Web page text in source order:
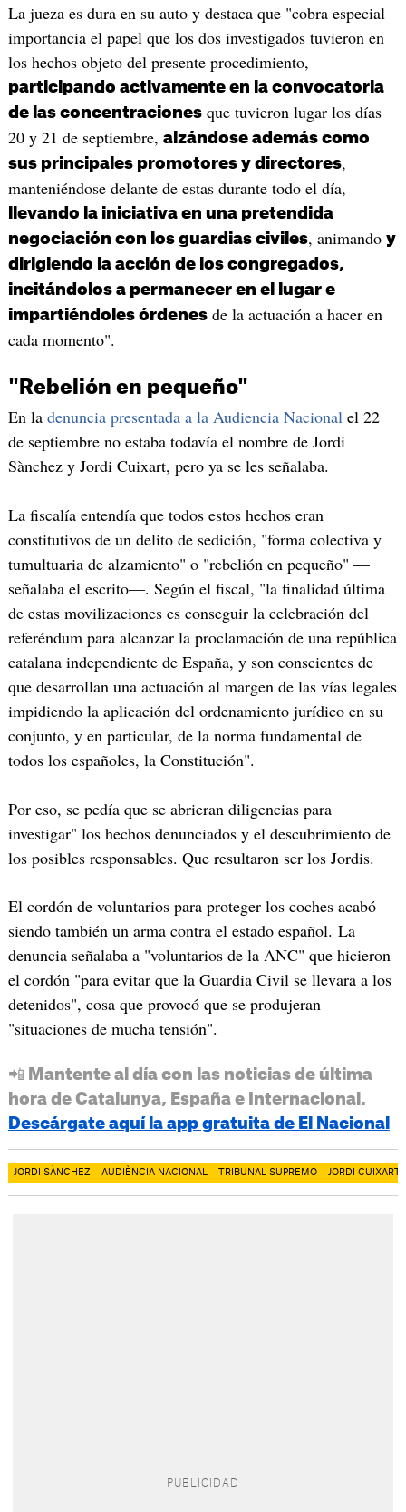
La jueza es dura en su auto y destaca que "cobra especial
importancia el papel que los dos investigados tuvieron en
los hechos objeto del presente procedimiento,
participando activamente en la convocatoria
de las concentracionesque tuvieron lugar los días
20 y 21 de septiembre, alzándose además como
sus principales promotores y directores,
manteniéndose delante de estas durante todo el día,
llevando la iniciativa en una pretendida
negociación con los guardias civiles, animando y
dirigiendo la acción de los congregados,
incitándolos a permanecer en el lugar e
impartiéndoles órdenesde la actuación a hacer en
cada momento".
"Rebelión en pequeño"
En la denuncia presentada a la Audiencia Nacionalel 22
de septiembre no estaba todavía el nombre de Jordi
Sànchez y Jordi Cuixart, pero ya se les señalaba.
La fiscalía entendía que todos estos hechos eran
constitutivos de un delito de sedición, "forma colectiva y
tumultuaria de alzamiento" o "rebelión en pequeño" —
señalaba el escrito—. Según el fiscal, "la finalidad última
de estas movilizaciones es conseguir la celebración del
referéndum para alcanzar la proclamación de una república
catalana independiente de España, y son conscientes de
que desarrollan una actuación al margen de las vías legales
impidiendo la aplicación del ordenamiento jurídico en su
conjunto, y en particular, de la norma fundamental de
todos los españoles, la Constitución".
Por eso, se pedía que se abrieran diligencias para
investigar" los hechos denunciados y el descubrimiento de
los posibles responsables. Que resultaron ser los Jordis.
El cordón de voluntarios para proteger los coches acabó
siendo también un arma contra el estado español. La
denuncia señalaba a "voluntarios de la ANC" que hicieron
el cordón "para evitar que la Guardia Civil se llevara a los
detenidos", cosa que provocó que se produjeran
"situaciones de mucha tensión".
📲 Mantente al día con las noticias de última
hora de Catalunya, España e Internacional.
Descárgate aquí la app gratuita de El Nacional
JORDI SÀNCHEZ AUDIÈNCIA NACIONAL TRIBUNAL SUPREMO JORDI CUIXART